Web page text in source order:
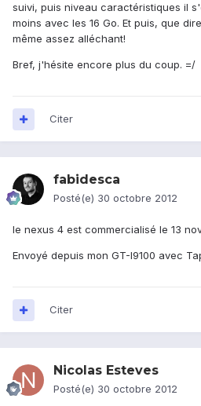
suivi, puis niveau caractéristiques il
moins avec les 16 Go. Et puis, que
même assez alléchant!
Bref, j'hésite encore plus du coup. =/
Citer
fabidesca
Posté(e) 30 octobre 2012
le nexus 4 est commercialisé le 13
Envoyé depuis mon GT-I9100 avec
Citer
Nicolas Esteves
Posté(e) 30 octobre 2012